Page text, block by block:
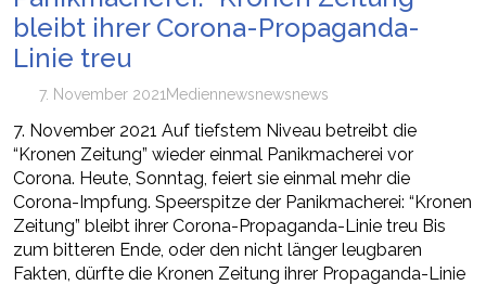
bleibt ihrer Corona-Propaganda-
Linie treu
7. November 2021 Mediennewsnewsnews
7. November 2021 Auf tiefstem Niveau betreibt die
“Kronen Zeitung” wieder einmal Panikmacherei vor
Corona. Heute, Sonntag, feiert sie einmal mehr die
Corona-Impfung. Speerspitze der Panikmacherei: “Kronen
Zeitung” bleibt ihrer Corona-Propaganda-Linie treu Bis
zum bitteren Ende, oder den nicht länger leugbaren
Fakten, dürfte die Kronen Zeitung ihrer Propaganda-Linie